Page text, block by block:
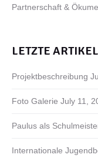
Partnerschaft &
LETZTE ARTIKEL
Projektbeschreibung
Foto Galerie July 11,
Paulus als
Internationale